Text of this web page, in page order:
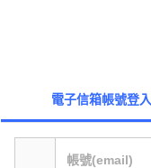
電子信箱帳號登入